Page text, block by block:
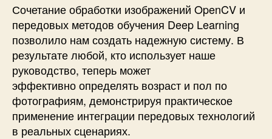
Сочетание обработки изображений OpenCV и
передовых методов обучения Deep Learning
позволило нам создать надежную систему. В
результате любой, кто использует наше
руководство, теперь может
эффективно определять возраст и пол по
фотографиям, демонстрируя практическое
применение интеграции передовых технологий
в реальных сценариях.